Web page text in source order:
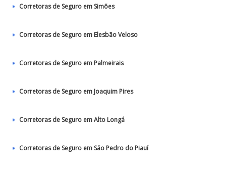
Corretoras de Seguro em Simões
Corretoras de Seguro em Elesbão Veloso
Corretoras de Seguro em Palmeirais
Corretoras de Seguro em Joaquim Pires
Corretoras de Seguro em Alto Longá
Corretoras de Seguro em São Pedro do Piauí